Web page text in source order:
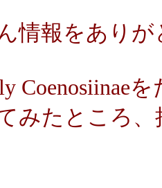
情報をあり
Coenosiinae
みたところ